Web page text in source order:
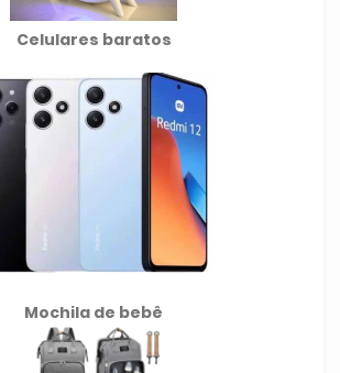
Celulares baratos
Mochila de bebê